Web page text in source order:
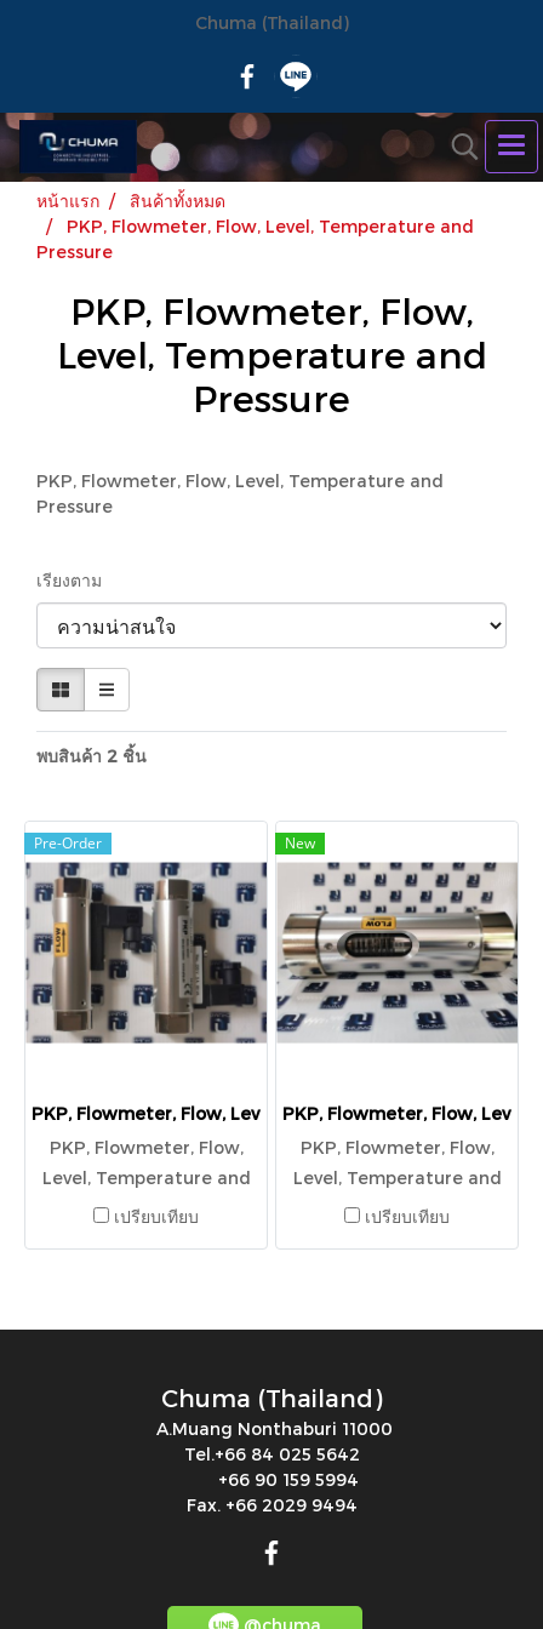
Chuma (Thailand)
หน้าแรก
สินค้าทั้งหมด
PKP, Flowmeter, Flow, Level, Temperature and
Pressure
PKP, Flowmeter, Flow,
Level, Temperature and
Pressure
PKP, Flowmeter, Flow, Level, Temperature and
Pressure
เรียงตาม
พบสินค้า 2 ชิ้น
Pre-Order
PKP, Flowmeter, Flow, Level, Temperature and
PKP, Flowmeter, Flow,
Level, Temperature and
Pressure,DS01.2.1.1.W28A.1.1.0,
เปรียบเทียบ
New
PKP, Flowmeter, Flow,
PKP, Flowmeter, Flow,
Level, Temperature and
Pressure
เปรียบเทียบ
Chuma (Thailand)
A.Muang Nonthaburi 11000
Tel.+66 84 025 5642
+66 90 159 5994
Fax. +66 2029 9494
@chuma